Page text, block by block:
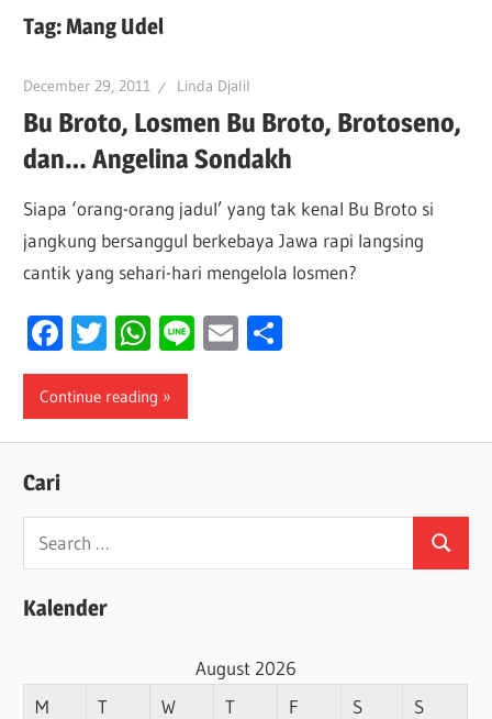
Tag:Mang Udel
December 29, 2011 Linda Djalil
Bu Broto, Losmen Bu Broto, Brotoseno,
dan… Angelina Sondakh
Siapa ‘orang-orang jadul’ yang tak kenal Bu Broto si
jangkung bersanggul berkebaya Jawa rapi langsing
cantik yang sehari-hari mengelola losmen?
Facebook
Twitter
WhatsApp
LineEmail
Continue reading
Cari
Search
for:
Search
Kalender
August 2026
M
T W T F S
S